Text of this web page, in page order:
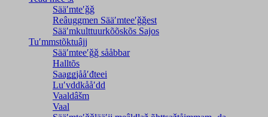
Sääʹmteʹǧǧ
Reâuggmen Sääʹmteeʹǧǧest
Sääʹmkulttuurkõõskõs Sajos
Tuʹmmstõktuâjj
Sääʹmteeʹǧǧ sååbbar
Halltõs
Saaǥǥjååʹđteei
Luʹvddkååʹdd
Vaaldâšm
Vaal